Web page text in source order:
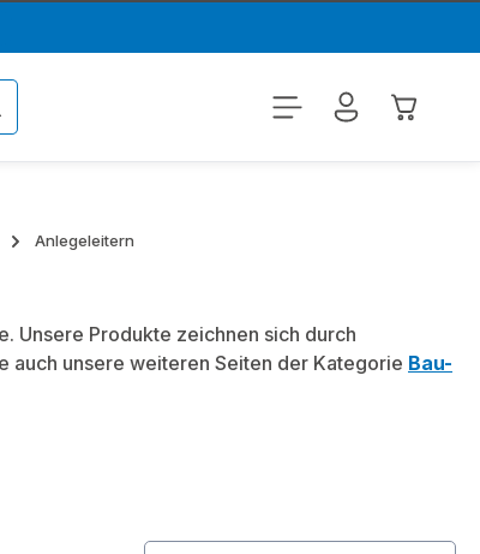
Anlegeleitern
Unsere Produkte zeichnen sich durch
auch unsere weiteren Seiten der Kategorie Bau-